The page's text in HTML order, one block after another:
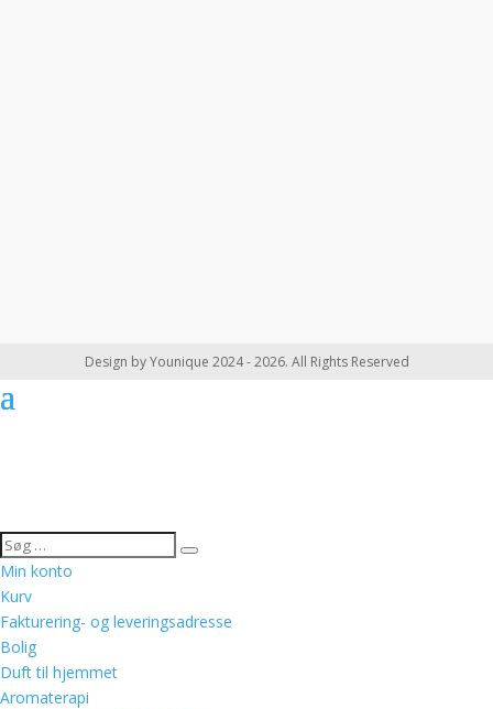
Design by Younique 2024 - 2026. All Rights Reserved
Min konto
Kurv
Fakturering- og leveringsadresse
Bolig
Duft til hjemmet
Aromaterapi